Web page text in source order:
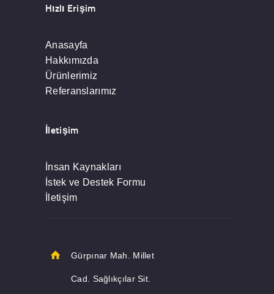
Hızlı Erişim
Anasayfa
Hakkımızda
Ürünlerimiz
Referanslarımız
İletişim
İnsan Kaynakları
İstek ve Destek Formu
İletişim
Gürpınar Mah. Millet
Cad. Sağlıkçılar Sit.